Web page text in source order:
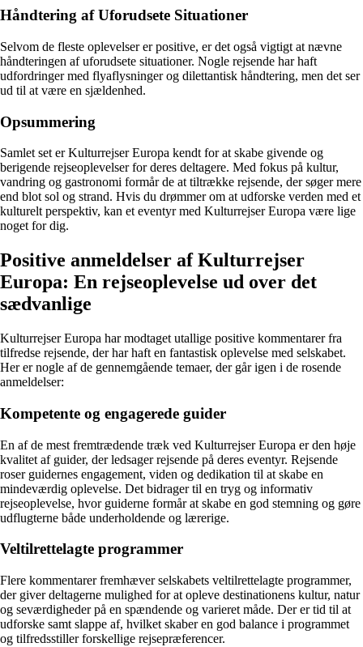
Håndtering af Uforudsete Situationer
Selvom de fleste oplevelser er positive, er det også vigtigt at nævne
håndteringen af uforudsete situationer. Nogle rejsende har haft
udfordringer med flyaflysninger og dilettantisk håndtering, men det ser
ud til at være en sjældenhed.
Opsummering
Samlet set er Kulturrejser Europa kendt for at skabe givende og
berigende rejseoplevelser for deres deltagere. Med fokus på kultur,
vandring og gastronomi formår de at tiltrække rejsende, der søger mere
end blot sol og strand. Hvis du drømmer om at udforske verden med et
kulturelt perspektiv, kan et eventyr med Kulturrejser Europa være lige
noget for dig.
Positive anmeldelser af Kulturrejser
Europa: En rejseoplevelse ud over det
sædvanlige
Kulturrejser Europa har modtaget utallige positive kommentarer fra
tilfredse rejsende, der har haft en fantastisk oplevelse med selskabet.
Her er nogle af de gennemgående temaer, der går igen i de rosende
anmeldelser:
Kompetente og engagerede guider
En af de mest fremtrædende træk ved Kulturrejser Europa er den høje
kvalitet af guider, der ledsager rejsende på deres eventyr. Rejsende
roser guidernes engagement, viden og dedikation til at skabe en
mindeværdig oplevelse. Det bidrager til en tryg og informativ
rejseoplevelse, hvor guiderne formår at skabe en god stemning og gøre
udflugterne både underholdende og lærerige.
Veltilrettelagte programmer
Flere kommentarer fremhæver selskabets veltilrettelagte programmer,
der giver deltagerne mulighed for at opleve destinationens kultur, natur
og seværdigheder på en spændende og varieret måde. Der er tid til at
udforske samt slappe af, hvilket skaber en god balance i programmet
og tilfredsstiller forskellige rejsepræferencer.